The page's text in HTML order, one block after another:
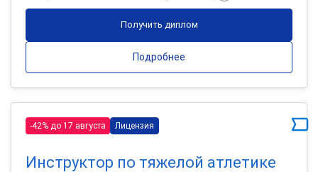
Получить диплом
Подробнее
-42% до 17 августа Лицензия
Инструктор по тяжелой атлетике